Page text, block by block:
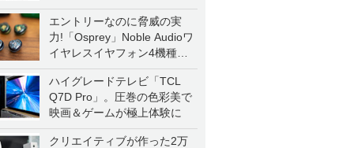
エントリーなのに脅威の実
力!「Osprey」Noble Audioワ
イヤレスイヤフォン4機種を
一気に聴く
ハイグレードテレビ「TCL
Q7D Pro」。圧巻の色彩美で
映画＆ゲームが極上体験に
クリエイティブが作った2万